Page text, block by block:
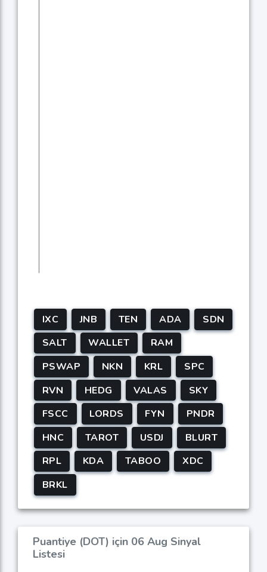
IXC JNB TEN ADA
SDN
SALT
WALLET
RAM
PSWAP
NKN KRL
SPC
RVN
HEDG VALAS
SKY
FSCC
LORDS FYN
PNDR
HNC
TAROT USDJ
BLURT
RPL
KDA TABOO
XDC
BRKL
Puantiye (DOT) için 06 Aug Sinyal
Listesi